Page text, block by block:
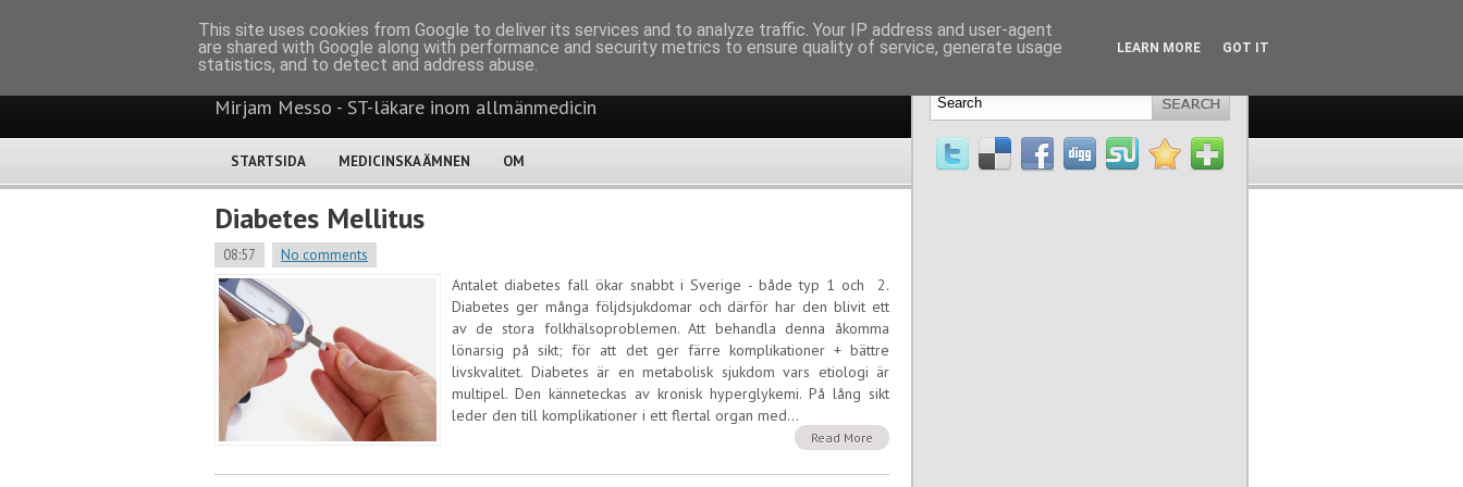
Medicinanteckningar
Mirjam Messo - ST-läkare inom allmänmedicin
STARTSIDA MEDICINSKA ÄMNEN OM
Diabetes Mellitus
08:57 No comments
Antalet diabetes fall ökar snabbt i Sverige - både typ 1 och 2.
Diabetes ger många följdsjukdomar och därför har den blivit ett
av de stora folkhälsoproblemen. Att behandla denna åkomma
lönarsig på sikt; för att det ger färre komplikationer + bättre
livskvalitet. Diabetes är en metabolisk sjukdom vars etiologi är
multipel. Den känneteckas av kronisk hyperglykemi. På lång sikt
leder den till komplikationer i ett flertal organ med...
Read More
This site uses cookies from Google to deliver its services and to analyze traffic. Your IP address and user-agent
are shared with Google along with performance and security metrics to ensure quality of service, generate usage
statistics, and to detect and address abuse.
LEARN MORE GOT IT